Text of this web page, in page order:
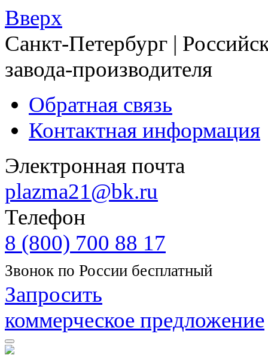
Вверх
Санкт-Петербург |
завода-производителя
Обратная связь
Контактная информация
Электронная почта
plazma21@bk.ru
Телефон
8 (800) 700 88 17
Звонок по России бесплатный
Запросить
коммерческое предложение